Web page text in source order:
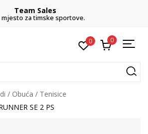
Team Sales
mjesto za timske sportove.
0 0
Obuća
Tenisice
SE 2 PS